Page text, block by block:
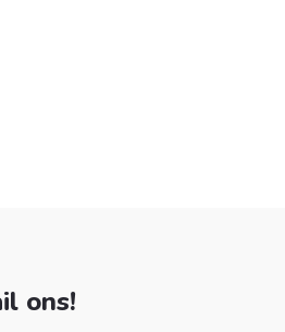
ons!